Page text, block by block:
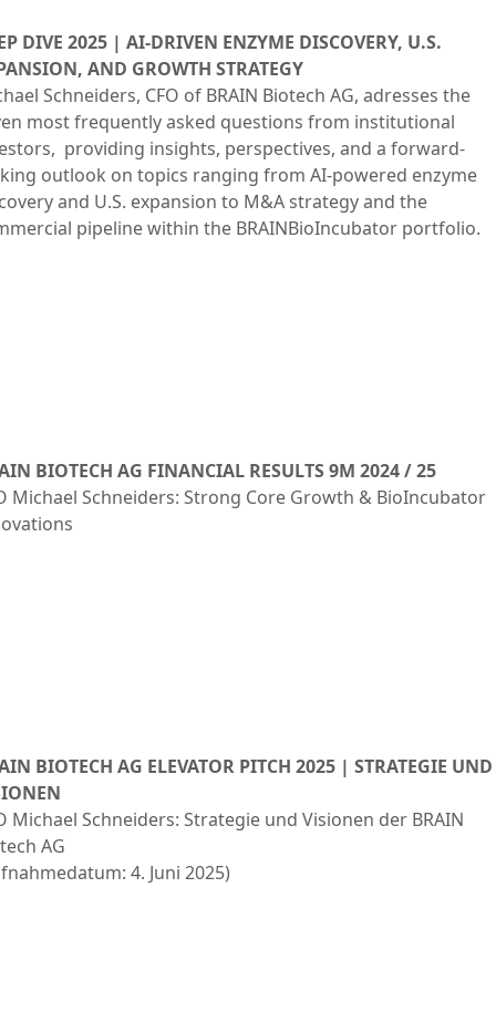
DIVE 2025 | AI-DRIVEN ENZYME DISCOVERY, U.S.
AND GROWTH STRATEGY
Schneiders, CFO of BRAIN Biotech AG, adresses the
most frequently asked questions from institutional
providing insights, perspectives, and a forward-
outlook on topics ranging from AI-powered enzyme
and U.S. expansion to M&A strategy and the
pipeline within the BRAINBioIncubator portfolio.
BIOTECH AG FINANCIAL RESULTS 9M 2024 / 25
Michael Schneiders: Strong Core Growth & BioIncubator
BIOTECH AG ELEVATOR PITCH 2025 | STRATEGIE UND
Michael Schneiders: Strategie und Visionen der BRAIN
AG
4. Juni 2025)